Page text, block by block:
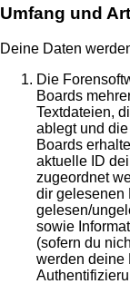
Umfang und
Deine Daten
Die
Boards
Textdateien,
ablegt und
Boards
aktuelle ID
zugeordnet
dir gelesenen
gelesen/
sowie
(sofern du
werden deine